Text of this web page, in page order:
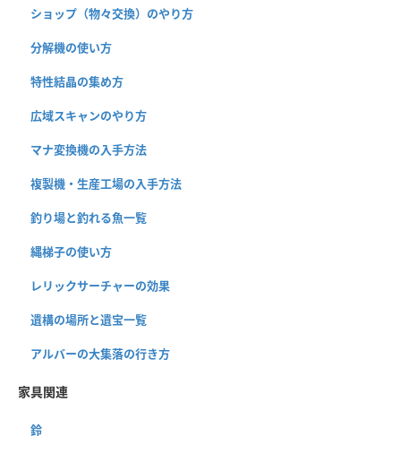
ショップ（物々交換）のやり方
分解機の使い方
特性結晶の集め方
広域スキャンのやり方
マナ変換機の入手方法
複製機・生産工場の入手方法
釣り場と釣れる魚一覧
縄梯子の使い方
レリックサーチャーの効果
遺構の場所と遺宝一覧
アルバーの大集落の行き方
家具関連
鈴